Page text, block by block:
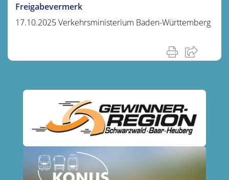
Freigabevermerk
17.10.2025Verkehrsministerium Baden-Württemberg